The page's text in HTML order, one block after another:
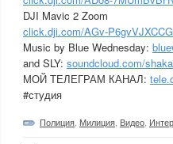
DJI Mavic 2 Zoom
click.dji.com/AGv-
Music by Blue Wednesday:
and SLY: soundcloud.com/
МОЙ ТЕЛЕГРАМ КАНАЛ:
#студия
Полиция Милиция Видео